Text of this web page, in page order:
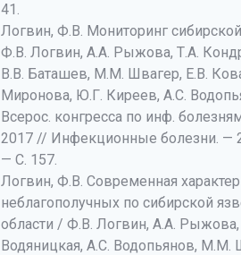
41.
Логвин, Ф.В. Мониторинг
Ф.В. Логвин, А.А. Рыжова, Т.А.
В.В. Баташев, М.М. Швагер, Е.В.
Миронова, Ю.Г. Киреев, А.С.
Всерос. конгресса по инф.
2017 // Инфекционные болезни. —
— С. 157.
Логвин, Ф.В. Современная
неблагополучных по сибирской
области / Ф.В. Логвин, А.А.
Водяницкая, А.С. Водопьянов, М.М.